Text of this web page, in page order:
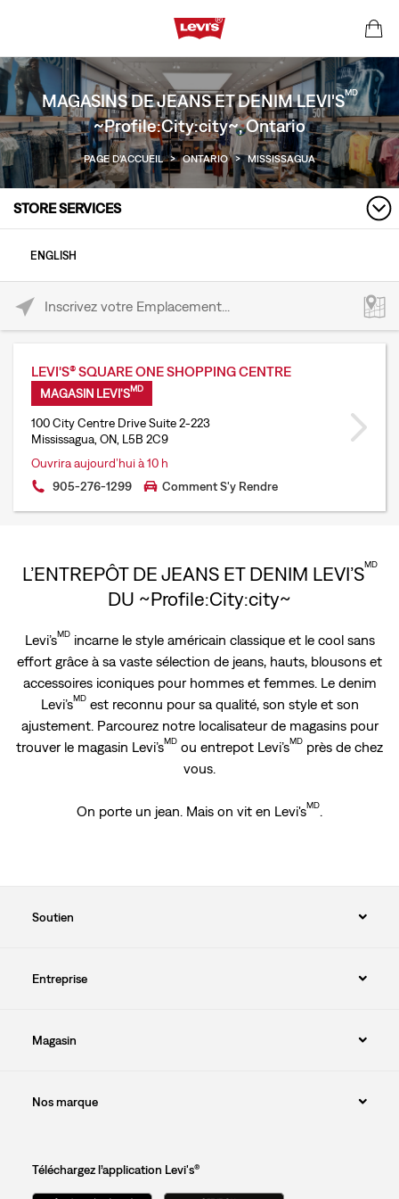
MAGASINS DE JEANS ET DENIM LEVI'SMD
~Profile:City:city~, Ontario
PAGE D'ACCUEIL > ONTARIO > MISSISSAGUA
STORE SERVICES
ENGLISH
LEVI'S® SQUARE ONE SHOPPING CENTRE
MAGASIN LEVI'SMD
100 City Centre Drive Suite 2-223
Mississagua, ON, L5B 2C9
Ouvrira aujourd’hui à 10 h
905-276-1299
Comment S'y Rendre
L’ENTREPÔT DE JEANS ET DENIM LEVI’SMD
DU ~Profile:City:city~
Levi’sMDincarne le style américain classique et le cool sans
effort grâce à sa vaste sélection de jeans, hauts, blousons et
accessoires iconiques pour hommes et femmes. Le denim
Levi’sMDest reconnu pour sa qualité, son style et son
ajustement. Parcourez notre localisateur de magasins pour
trouver le magasin Levi’sMD ou entrepot Levi’sMD près de chez
vous.
On porte un jean. Mais on vit en Levi'sMD.
Soutien
Entreprise
Magasin
Nos marque
Téléchargez l’application Levi's®